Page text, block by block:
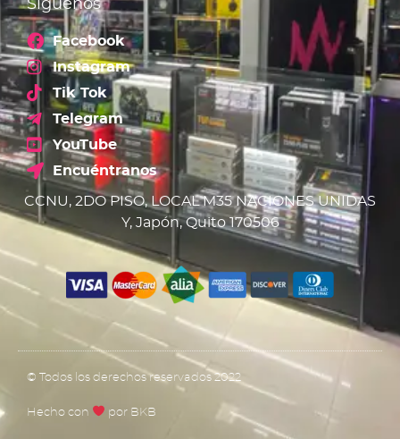
Síguenos
Facebook
Instagram
Tik Tok
Telegram
YouTube
Encuéntranos
CCNU, 2DO PISO, LOCAL M35 NACIONES UNIDAS
Y, Japón, Quito 170506
© Todos los derechos reservados 2022
Hecho con por BKB​​